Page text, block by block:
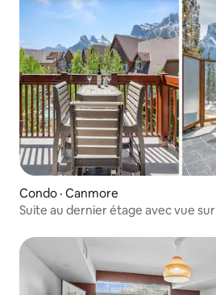
Condo · Canmore
Suite au dernier étage avec vue